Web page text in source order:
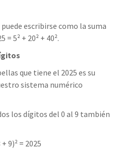
escribirse como la suma
5² + 20² + 40².
que tiene el 2025 es su
sistema numérico
los dígitos del 0 al 9 también
9)² = 2025